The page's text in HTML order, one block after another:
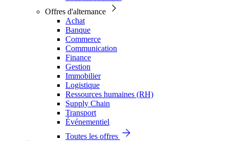
Offres d'alternance
Achat
Banque
Commerce
Communication
Finance
Gestion
Immobilier
Logistique
Ressources humaines (RH)
Supply Chain
Transport
Événementiel
Toutes les offres